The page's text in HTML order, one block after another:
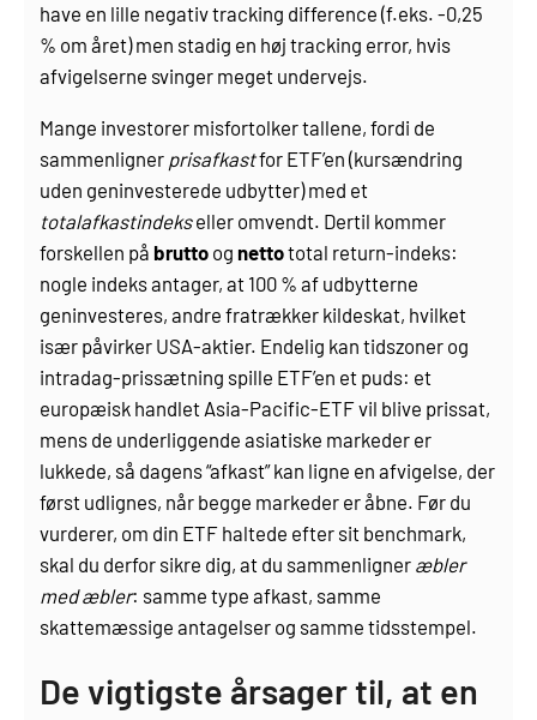
have en lille negativ tracking difference (f.eks. -0,25
% om året) men stadig en høj tracking error, hvis
afvigelserne svinger meget undervejs.
Mange investorer misfortolker tallene, fordi de
sammenligner prisafkastfor ETF’en (kursændring
uden geninvesterede udbytter) med et
totalafkastindekseller omvendt. Dertil kommer
forskellen påbrutto ognettototal return-indeks:
nogle indeks antager, at 100 % af udbytterne
geninvesteres, andre fratrækker kildeskat, hvilket
især påvirker USA-aktier. Endelig kan tidszoner og
intradag-prissætning spille ETF’en et puds: et
europæisk handlet Asia-Pacific-ETF vil blive prissat,
mens de underliggende asiatiske markeder er
lukkede, så dagens “afkast” kan ligne en afvigelse, der
først udlignes, når begge markeder er åbne. Før du
vurderer, om din ETF haltede efter sit benchmark,
skal du derfor sikre dig, at du sammenligner æbler
med æbler: samme type afkast, samme
skattemæssige antagelser og samme tidsstempel.
De vigtigste årsager til, at en